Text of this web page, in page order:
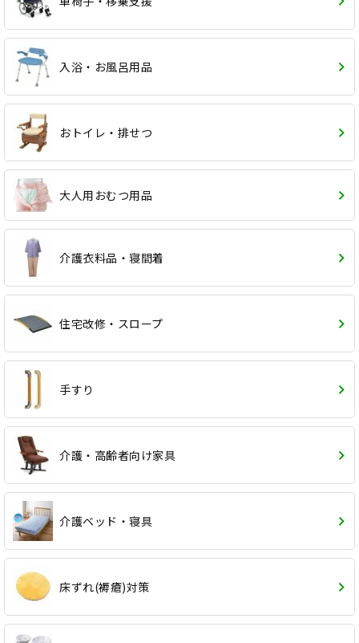
入浴・お風呂用品
おトイレ・排せつ
大人用おむつ用品
介護衣料品・寝間着
住宅改修・スロープ
手すり
介護・高齢者向け家具
介護ベッド・寝具
床ずれ(褥瘡)対策